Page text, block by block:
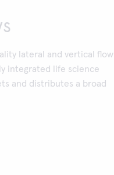
lateral and vertical flow
integrated life science
and distributes a broad